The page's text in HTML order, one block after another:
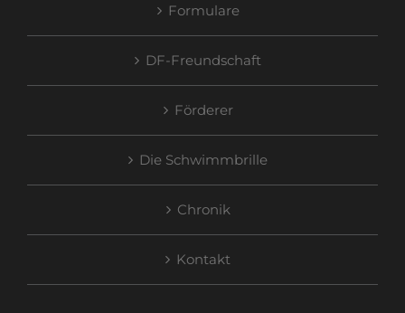
Formulare
DF-Freundschaft
Förderer
Die Schwimmbrille
Chronik
Kontakt